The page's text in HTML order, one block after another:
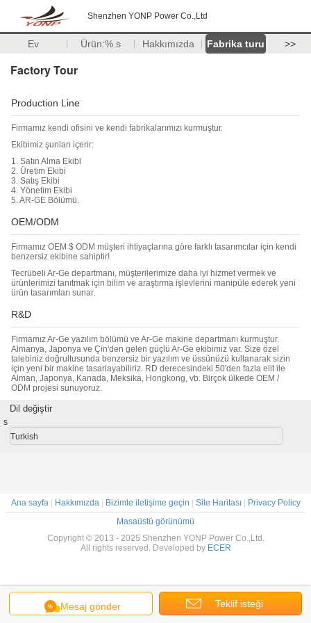
Shenzhen YONP Power Co.,Ltd
Ev Ürün:% s Hakkımızda Fabrika turu >>
Factory Tour
Production Line
Firmamız kendi ofisini ve kendi fabrikalarımızı kurmuştur.
Ekibimiz şunları içerir:
1. Satın Alma Ekibi
2. Üretim Ekibi
3. Satış Ekibi
4. Yönetim Ekibi
5. AR-GE Bölümü.
OEM/ODM
Firmamız OEM $ ODM müşteri ihtiyaçlarına göre farklı tasarımcılar için kendi
benzersiz ekibine sahiptir!
Tecrübeli Ar-Ge departmanı, müşterilerimize daha iyi hizmet vermek ve
ürünlerimizi tanıtmak için bilim ve araştırma işlevlerini manipüle ederek yeni
ürün tasarımları sunar.
R&D
Firmamız Ar-Ge yazılım bölümü ve Ar-Ge makine departmanı kurmuştur.
Almanya, Japonya ve Çin'den gelen güçlü Ar-Ge ekibimiz var. Size özel
talebiniz doğrultusunda benzersiz bir yazılım ve üssünüzü kullanarak sizin
için yeni bir makine tasarlayabiliriz. RD derecesindeki 50'den fazla elit ile
Alman, Japonya, Kanada, Meksika, Hongkong, vb. Birçok ülkede OEM /
ODM projesi sunuyoruz.
Mesaj gönder Teklif isteği
Dil değiştir
s
Turkish
Ana sayfa| Hakkımızda| Bizimle iletişime geçin Site Haritası|
Privacy Policy
Masaüstü görünümü
Copyright © 2013 - 2025 Shenzhen YONP Power Co.,Ltd.
All rights reserved. Developed by ECER